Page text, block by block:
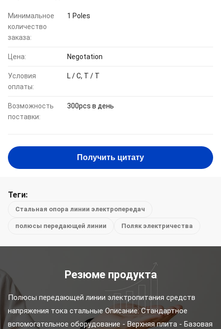
Минимальное
количество
заказа:
1 Poles
Цена: Negotation
Условия
оплаты:
L / C, T / T
Возможность
поставки:
300pcs в день
Получить цитату
Теги:
Стальная опора линии электропередач
полюсы передающей линии Поляк электричества
Резюме продукта
Полюсы передающей линии электропитания средств
напряжения тока стальные Описание: Стандартное
вспомогательное оборудование - Верхняя плита - Базовая